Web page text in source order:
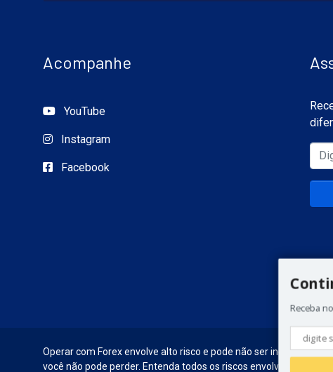
Acompanhe
YouTube
Instagram
Facebook
Operar com Forex envolve alto risco e pode não ser indicado
você não pode perder. Entenda todos os riscos envolvidos antes
Receba